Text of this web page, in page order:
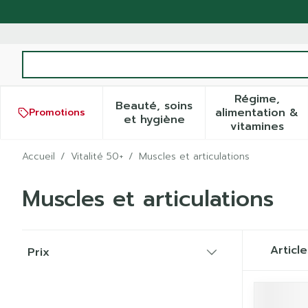
Promotions
Beauté, soins
et hygièneAfficher le sous-menu
Régime,
alimentation &
vitamines
Afficher
Accueil / Vitalité 50+ / Muscles et articulations
Muscles et articulations
Prix